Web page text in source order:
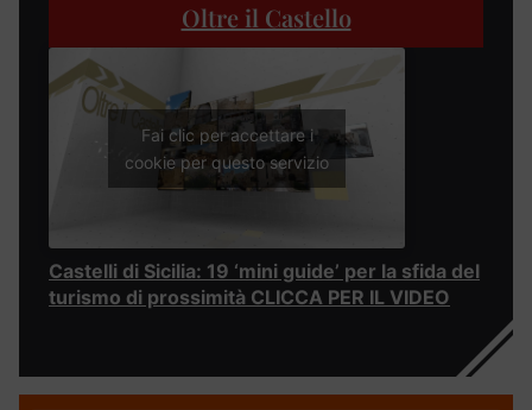
Oltre il Castello
Fai clic per accettare i
cookie per questo servizio
Castelli di Sicilia: 19 ‘mini guide’ per la sfida del
turismo di prossimità CLICCA PER IL VIDEO